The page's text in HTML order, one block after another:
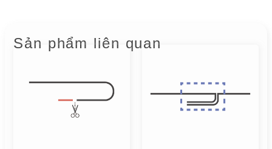
Sản phẩm liên quan